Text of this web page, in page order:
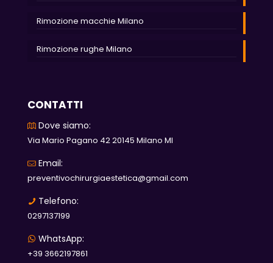
Rimozione macchie Milano
Rimozione rughe Milano
CONTATTI
Dove siamo:
Via Mario Pagano 42 20145 Milano MI
Email:
preventivochirurgiaestetica@gmail.com
Telefono:
0297137199
WhatsApp:
+39 3662197861